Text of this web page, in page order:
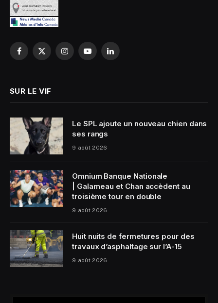
Facebook
X
InstagramYouTubeLinkedIn
SUR LE VIF
Le SPL ajoute un nouveau chien dans
ses rangs
9 août 2026
Omnium Banque Nationale
| Galarneau et Chan accèdent au
troisième tour en double
9 août 2026
Huit nuits de fermetures pour des
travaux d’asphaltage sur l’A-15
9 août 2026